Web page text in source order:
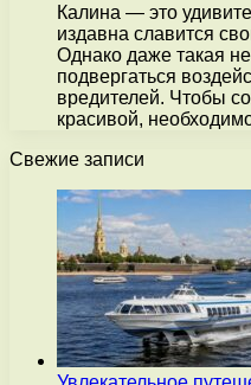
Калина — это
издавна славится
Однако даже такая
подвергаться
вредителей. Чтобы
красивой,
Свежие записи